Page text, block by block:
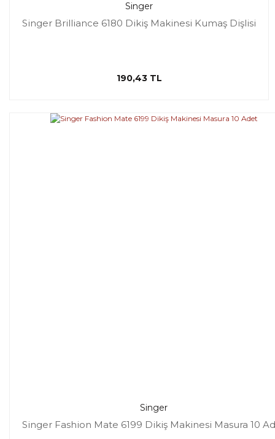
Singer
Singer Brilliance 6180 Dikiş Makinesi Kumaş Dişlisi
190,43 TL
Singer
Singer Fashion Mate 6199 Dikiş Makinesi Masura 10